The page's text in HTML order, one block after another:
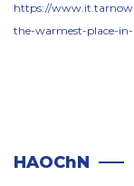
https://
the-warmest-place-
HAOChN